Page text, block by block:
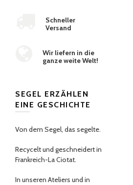
Schneller
Versand
Wir liefern in die
ganze weite Welt!
SEGEL ERZÄHLEN
EINE GESCHICHTE
Von dem Segel, das segelte.
Recycelt und geschneidert in
Frankreich-La Ciotat.
In unseren Ateliers und in